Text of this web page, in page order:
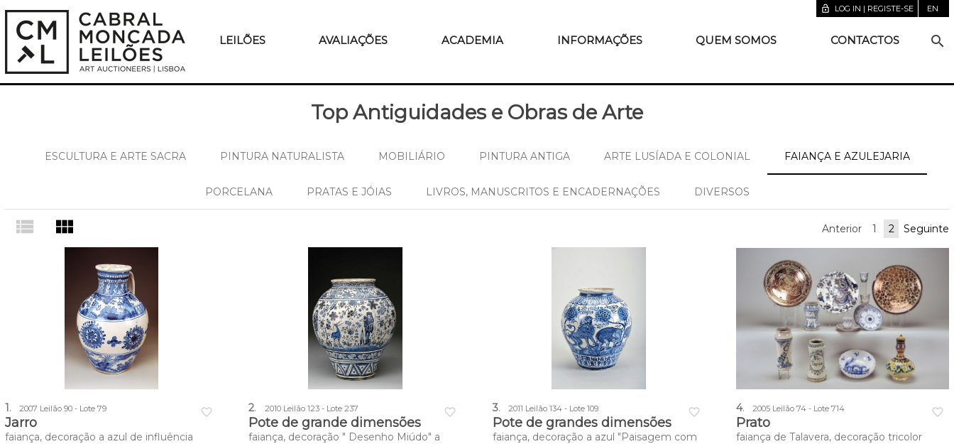
lock_open LOG IN | REGISTE-SE EN
LEILÕES AVALIAÇÕES ACADEMIA INFORMAÇÕES QUEM SOMOS CONTACTOS search
Top Antiguidades e Obras de Arte
ESCULTURA E ARTE SACRA PINTURA NATURALISTA MOBILIÁRIO PINTURA ANTIGA ARTE LUSÍADA E COLONIAL FAIANÇA E AZULEJARIA
PORCELANA PRATAS E JÓIAS LIVROS, MANUSCRITOS E ENCADERNAÇÕES DIVERSOS
view_list view_module Anterior 1 2 Seguinte
favorite_border
1. 2007 Leilão 90 - Lote 79
Jarro
faiança, decoração a azul de influência
favorite_border
2. 2010 Leilão 123 - Lote 237
Pote de grande dimensões
faiança, decoração " Desenho Miúdo" a
favorite_border
3. 2011 Leilão 134 - Lote 109
Pote de grandes dimensões
faiança, decoração a azul "Paisagem com
favorite_border
4. 2005 Leilão 74 - Lote 714
Prato
faiança de Talavera, decoração tricolor